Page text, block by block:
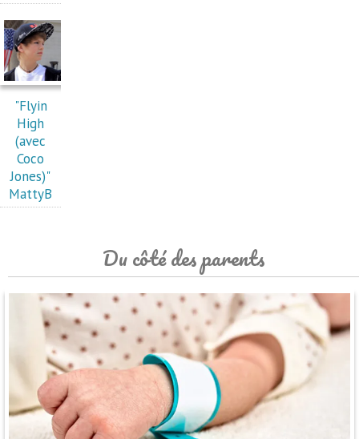
"Flyin
High
(avec
Coco
Jones)"
MattyB
Du côté des parents